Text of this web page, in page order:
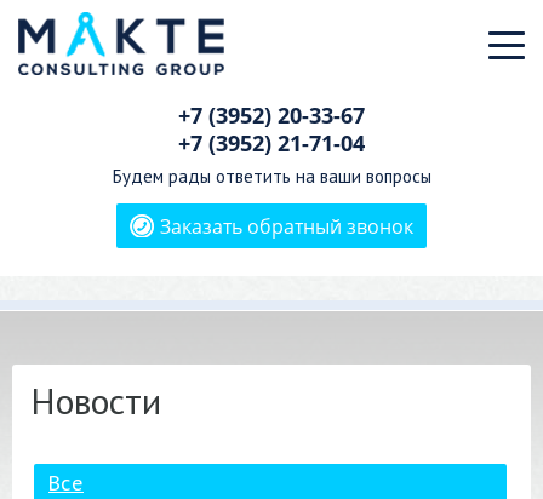
+7 (3952) 20-33-67
+7 (3952) 21-71-04
Будем рады ответить на ваши вопросы
Заказать обратный звонок
Новости
Все